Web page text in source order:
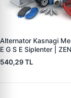
Alternator Kasnagi
E G S E Siplenter |
OEM F00M991042
540,29 TL